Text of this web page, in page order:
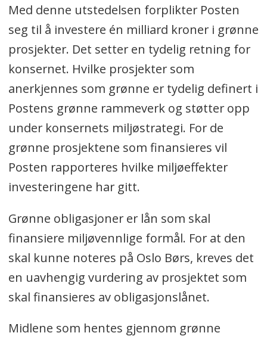
Med denne utstedelsen forplikter Posten
seg til å investere én milliard kroner i grønne
prosjekter. Det setter en tydelig retning for
konsernet. Hvilke prosjekter som
anerkjennes som grønne er tydelig definert i
Postens grønne rammeverk og støtter opp
under konsernets miljøstrategi. For de
grønne prosjektene som finansieres vil
Posten rapporteres hvilke miljøeffekter
investeringene har gitt.
Grønne obligasjoner er lån som skal
finansiere miljøvennlige formål. For at den
skal kunne noteres på Oslo Børs, kreves det
en uavhengig vurdering av prosjektet som
skal finansieres av obligasjonslånet.
Midlene som hentes gjennom grønne